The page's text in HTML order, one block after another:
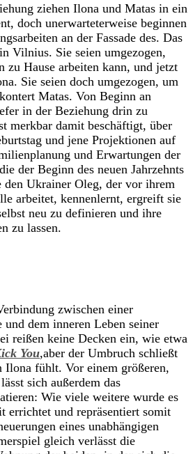
ziehen Ilona und Matas in ein
doch unerwarteterweise beginnen
an der Fassade des. Das
Vilnius. Sie seien umgezogen,
zu Hause arbeiten kann, und jetzt
Sie seien doch umgezogen, um
Matas. Von Beginn an
in der Beziehung drin zu
merkbar damit beschäftigt, über
und jene Projektionen auf
und Erwartungen der
der Beginn des neuen Jahrzehnts
Ukrainer Oleg, der vor ihrem
arbeitet, kennenlernt, ergreift sie
neu zu definieren und ihre
zu lassen.
zwischen einer
und dem inneren Leben seiner
reißen keine Decken ein, wie etwa
You,aber der Umbruch schließt
Ilona fühlt. Vor einem größeren,
sich außerdem das
Wie viele weitere wurde es
errichtet und repräsentiert somit
eines unabhängigen
gleich verlässt die